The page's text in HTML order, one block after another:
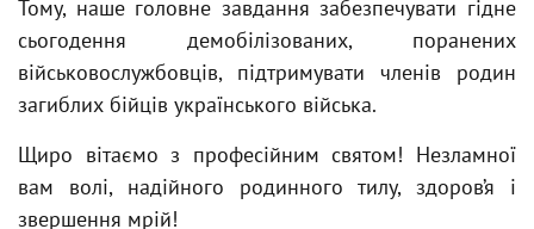
Тому, наше головне завдання забезпечувати гідне
сьогодення демобілізованих, поранених
військовослужбовців, підтримувати членів родин
загиблих бійців українського війська.
Щиро вітаємо з професійним святом! Незламної
вам волі, надійного родинного тилу, здоров’я і
звершення мрій!